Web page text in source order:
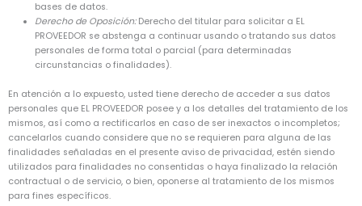
bases de datos.
Derecho de Oposición:Derecho del titular para solicitar a EL
PROVEEDOR se abstenga a continuar usando o tratando sus datos
personales de forma total o parcial (para determinadas
circunstancias o finalidades).
En atención a lo expuesto, usted tiene derecho de acceder a sus datos
personales que EL PROVEEDOR posee y a los detalles del tratamiento de los
mismos, así como a rectificarlos en caso de ser inexactos o incompletos;
cancelarlos cuando considere que no se requieren para alguna de las
finalidades señaladas en el presente aviso de privacidad, estén siendo
utilizados para finalidades no consentidas o haya finalizado la relación
contractual o de servicio, o bien, oponerse al tratamiento de los mismos
para fines específicos.